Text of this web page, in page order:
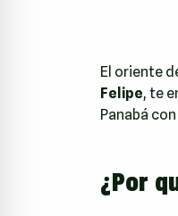
El oriente
Felipe, te
Panabá
¿Por